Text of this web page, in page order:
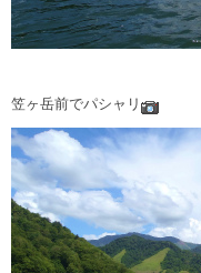
笠ヶ岳前でパシャリ